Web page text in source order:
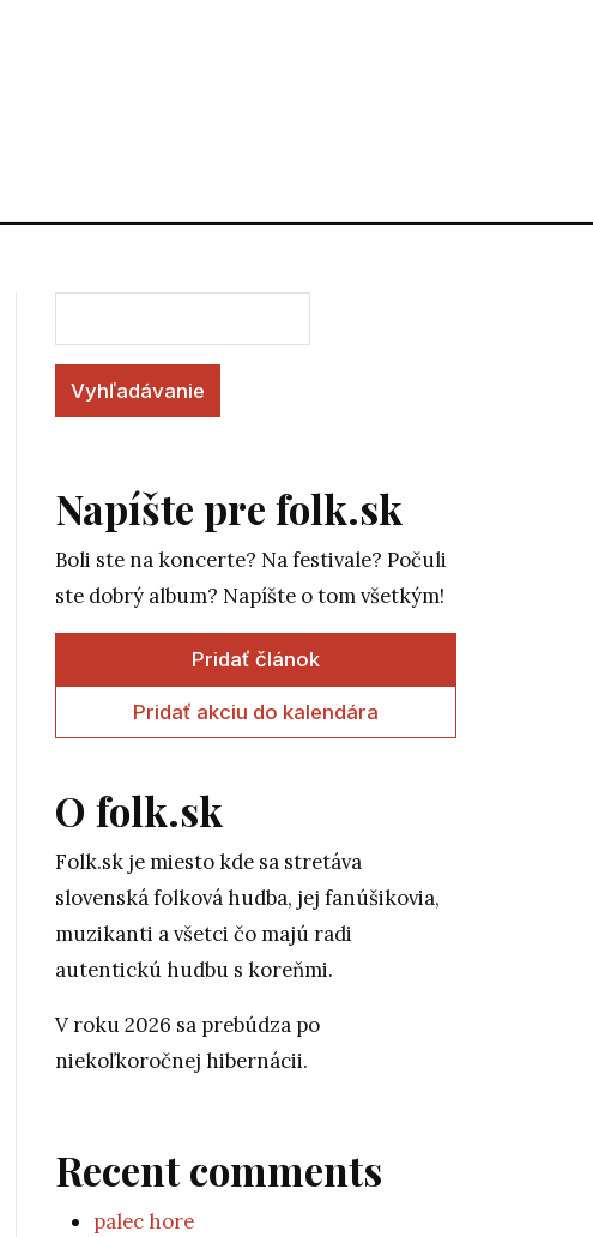
Napíšte pre folk.sk
Boli ste na koncerte? Na festivale? Počuli
ste dobrý album? Napíšte o tom všetkým!
Pridať článok
Pridať akciu do kalendára
O folk.sk
Folk.sk je miesto kde sa stretáva
slovenská folková hudba, jej fanúšikovia,
muzikanti a všetci čo majú radi
autentickú hudbu s koreňmi.
V roku 2026 sa prebúdza po
niekoľkoročnej hibernácii.
Recent comments
palec hore